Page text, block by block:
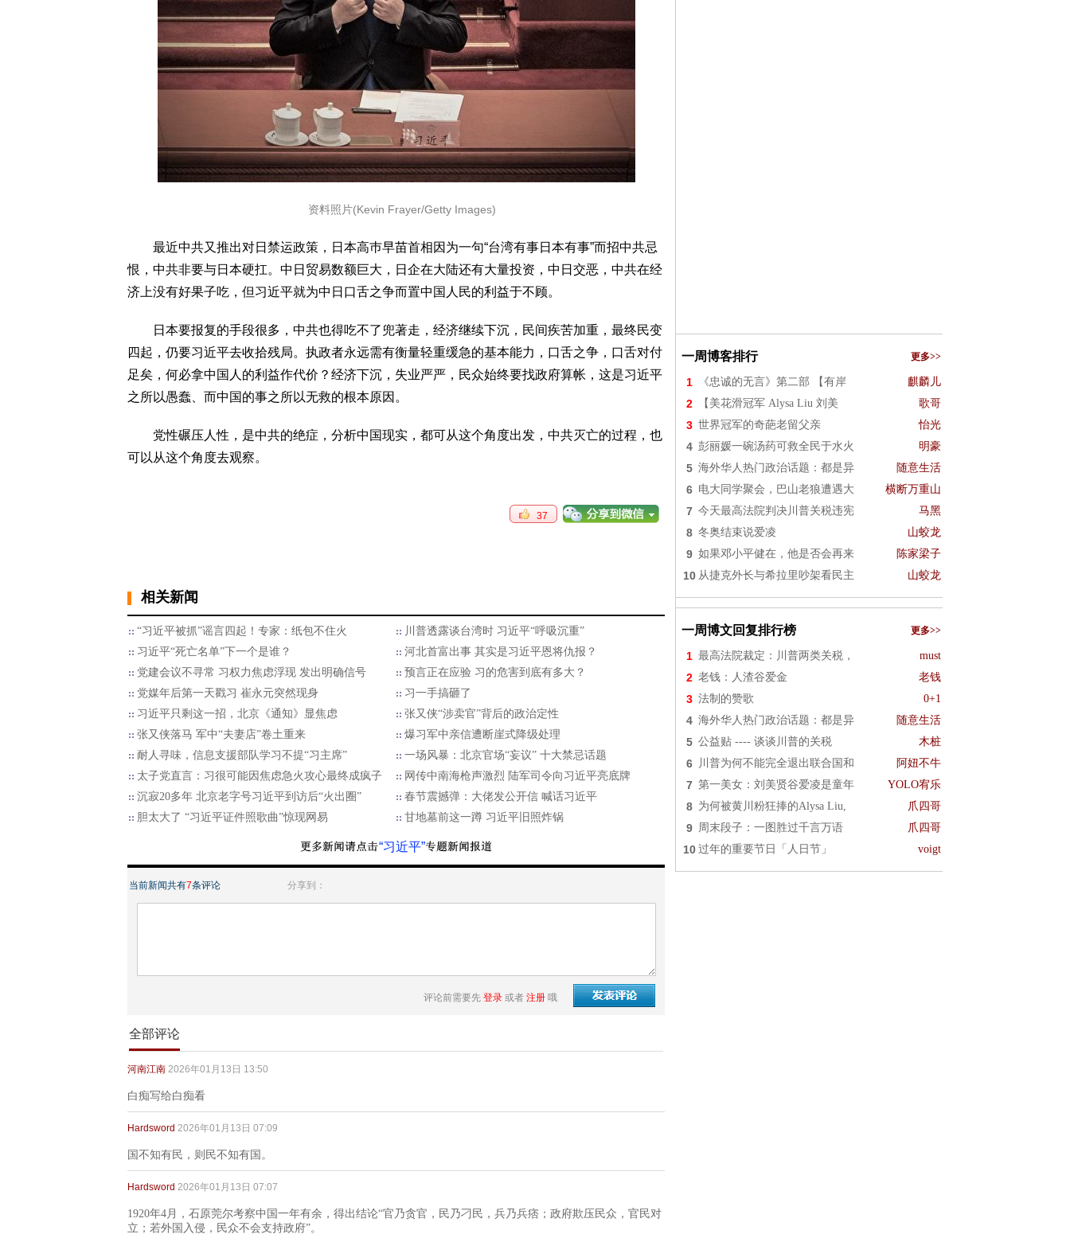
资料照片(Kevin Frayer/Getty Images)
最近中共又推出对日禁运政策，日本高巿早苗首相因为一句“台湾有事日本有事”而招中共忌
恨，中共非要与日本硬扛。中日贸易数额巨大，日企在大陆还有大量投资，中日交恶，中共在经
济上没有好果子吃，但习近平就为中日口舌之争而置中国人民的利益于不顾。
日本要报复的手段很多，中共也得吃不了兜著走，经济继续下沉，民间疾苦加重，最终民变
四起，仍要习近平去收拾残局。执政者永远需有衡量轻重缓急的基本能力，口舌之争，口舌对付
足矣，何必拿中国人的利益作代价？经济下沉，失业严严，民众始终要找政府算帐，这是习近平
之所以愚蠢、而中国的事之所以无救的根本原因。
党性碾压人性，是中共的绝症，分析中国现实，都可从这个角度出发，中共灭亡的过程，也
可以从这个角度去观察。
37
相关新闻
“习近平被抓”谣言四起！专家：纸包不住火
川普透露谈台湾时 习近平“呼吸沉重”
习近平“死亡名单”下一个是谁？
河北首富出事 其实是习近平恩将仇报？
党建会议不寻常 习权力焦虑浮现 发出明确信号
预言正在应验 习的危害到底有多大？
党媒年后第一天戳习 崔永元突然现身
习一手搞砸了
习近平只剩这一招，北京《通知》显焦虑
张又侠“涉卖官”背后的政治定性
张又侠落马 军中“夫妻店”卷土重来
爆习军中亲信遭断崖式降级处理
耐人寻味，信息支援部队学习不提“习主席”
一场风暴：北京官场“妄议” 十大禁忌话题
太子党直言：习很可能因焦虑急火攻心最终成疯子
网传中南海枪声激烈 陆军司令向习近平亮底牌
沉寂20多年 北京老字号习近平到访后“火出圈”
春节震撼弹：大佬发公开信 喊话习近平
胆太大了 “习近平证件照歌曲”惊现网易
甘地墓前这一蹲 习近平旧照炸锅
“习近平”
当前新闻共有7条评论 分享到：
评论前需要先 登录 或者 注册 哦
全部评论
河南江南 2026年01月13日 13:50
白痴写给白痴看
Hardsword 2026年01月13日 07:09
国不知有民，则民不知有国。
Hardsword 2026年01月13日 07:07
1920年4月，石原莞尔考察中国一年有余，得出结论“官乃贪官，民乃刁民，兵乃兵痞；政府欺压民众，官民对
立；若外国入侵，民众不会支持政府”。
一周博客排行 更多>>
1 《忠诚的无言》第二部 【有岸 麒麟儿
2 【美花滑冠军 Alysa Liu 刘美 歌哥
3 世界冠军的奇葩老留父亲 怡光
4 彭丽媛一碗汤药可救全民于水火 明豪
5 海外华人热门政治话题：都是异 随意生活
6 电大同学聚会，巴山老狼遭遇大 横断万重山
7 今天最高法院判决川普关税违宪 马黑
8 冬奥结束说爱凌 山蛟龙
9 如果邓小平健在，他是否会再来 陈家梁子
10 从捷克外长与希拉里吵架看民主 山蛟龙
一周博文回复排行榜 更多>>
1 最高法院裁定：川普两类关税， must
2 老钱：人渣谷爱金 老钱
3 法制的赞歌 0+1
4 海外华人热门政治话题：都是异 随意生活
5 公益贴 ---- 谈谈川普的关税 木桩
6 川普为何不能完全退出联合国和 阿妞不牛
7 第一美女：刘美贤谷爱凌是童年 YOLO宥乐
8 为何被黄川粉狂捧的Alysa Liu, 爪四哥
9 周末段子：一图胜过千言万语 爪四哥
10 过年的重要节日「人日节」 voigt